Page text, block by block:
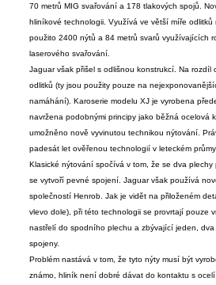
70 metrů MIG svařování a 178 tlakových spojů.
hliníkové technologii. Využívá ve větší míře odlitků
použito 2400 nýtů a 84 metrů svarů využívajících
laserového svařování.
Jaguar však přišel s odlišnou konstrukcí. Na rozdíl
odlitků (ty jsou použity pouze na
namáhání). Karoserie modelu XJ je vyrobena
navržena podobnými principy jako běžná ocelová
umožněno nově vyvinutou technikou nýtování.
padesát let ověřenou technologií v leteckém
Klasické nýtování spočívá v tom, že se dva
se vytvoří pevné spojení. Jaguar však používá
společností Henrob. Jak je vidět na přiloženém
vlevo dole), při této technologii se provrtají pouze
nastřelí do spodního plechu a zbývající jeden,
spojeny.
Problém nastává v tom, že tyto nýty musí být
známo, hliník není dobré dávat do kontaktu s